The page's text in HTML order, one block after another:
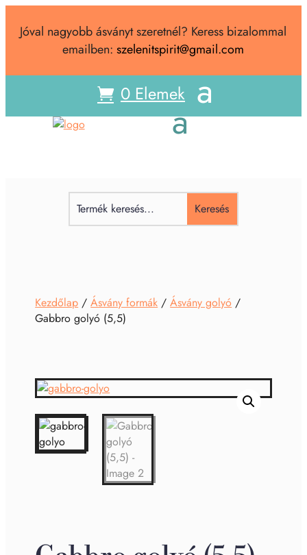
Jóval nagyobb ásványt szeretnél? Keress bizalommal
emailben: szelenitspirit@gmail.com
0 Elemek
Kezdőlap /Ásvány formák /Ásvány golyó /
Gabbro golyó (5,5)